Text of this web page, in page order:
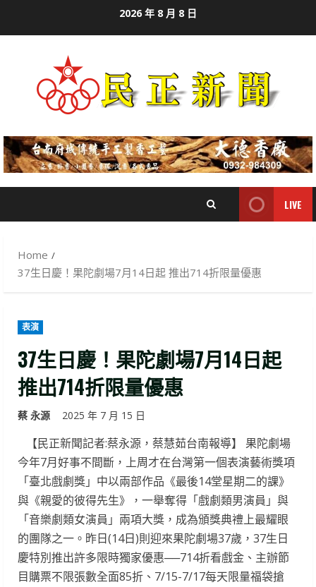
2026 年 8 月 8 日
LIVE
Home
37生日慶！果陀劇場7月14日起 推出714折限量優惠
表演
37生日慶！果陀劇場7月14日起
推出714折限量優惠
蔡 永源 2025 年 7 月 15 日
【民正新聞記者:蔡永源，蔡慧茹台南報導】 果陀劇場
今年7月好事不間斷，上周才在台灣第一個表演藝術獎項
「臺北戲劇獎」中以兩部作品《最後14堂星期二的課》
與《親愛的彼得先生》，一舉奪得「戲劇類男演員」與
「音樂劇類女演員」兩項大獎，成為頒獎典禮上最耀眼
的團隊之一。昨日(14日)則迎來果陀劇場37歲，37生日
慶特別推出許多限時獨家優惠──714折看戲金、主辦節
目購票不限張數全面85折、7/15-7/17每天限量福袋搶